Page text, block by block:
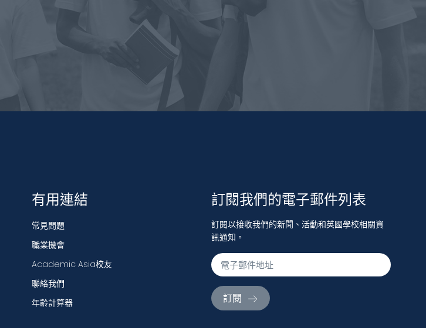
有用連結
常見問題
職業機會
Academic Asia校友
聯絡我們
年齡計算器
訂閱我們的電子郵件列表
訂閱以接收我們的新聞、活動和英國學校相關資
訊通知。
訂閱